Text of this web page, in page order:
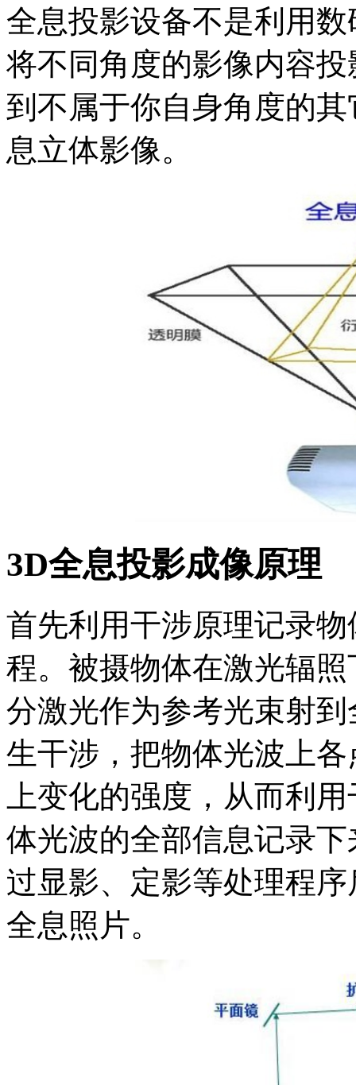
全息投影设备不是利用
将不同角度的影像内容
到不属于你自身角度的
息立体影像。
3D全息投影成像原理
首先利用干涉原理记录
程。被摄物体在激光辐
分激光作为参考光束射
生干涉，把物体光波上
上变化的强度，从而利
体光波的全部信息记录
过显影、定影等处理程
全息照片。